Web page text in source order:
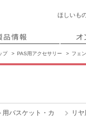
ほしいも
プ PAS用アクセサリー フェ
用バスケット・カ
リ